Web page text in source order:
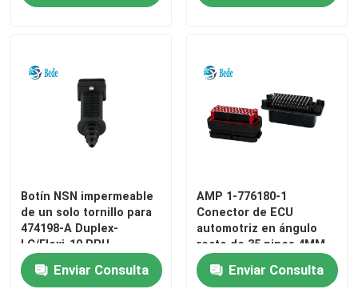
Conectores circulares
El cable AISG RET
Conectores de cables impermeables
caja de conexiones impermeable
Botín NSN impermeable
de un solo tornillo para
474198‐A Duplex‐
LC/Flexi‐10 RRU
Enviar Consulta
AMP 1-776180-1
Conector de ECU
automotriz en ángulo
recto de 35 pines 4MM
1-776164-1
Enviar Consulta